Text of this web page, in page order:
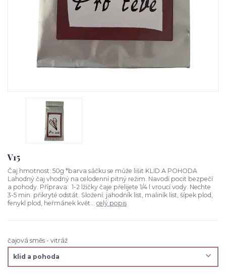
V15
Čaj hmotnost: 50g *barva sáčku se může lišit KLID A POHODA
Lahodný čaj vhodný na celodenní pitný režim. Navodí pocit bezpečí
a pohody. Příprava: 1-2 lžičky čaje přelijete 1/4 l vroucí vody. Nechte
3-5 min. přikryté odstát. Složení: jahodník list, maliník list, šípek plod,
fenykl plod, heřmánek květ... celý popis
čajová směs - vitráž